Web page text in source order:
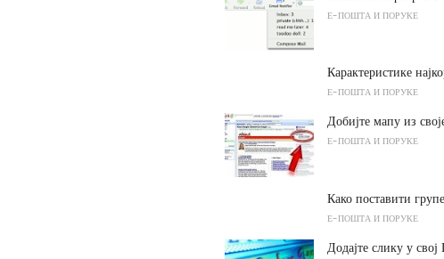
Е-ПОШТА И ПОРУКЕ
Карактеристике
Е-ПОШТА И ПОРУКЕ
Добијте мапу из
Е-ПОШТА И ПОРУКЕ
Како поставити
Е-ПОШТА И ПОРУКЕ
Додајте слику у